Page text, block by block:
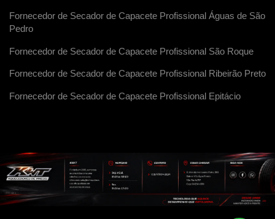
Fornecedor de Secador de Capacete Profissional Águas de São
Pedro
Fornecedor de Secador de Capacete Profissional São Roque
Fornecedor de Secador de Capacete Profissional Ribeirão Preto
Fornecedor de Secador de Capacete Profissional Epitácio